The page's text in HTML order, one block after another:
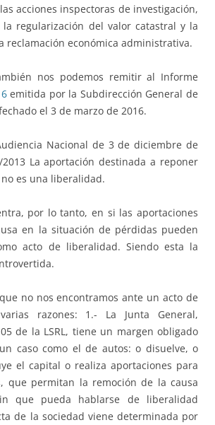
acciones inspectoras de investigación,
regularización del valor catastral y la
reclamación económica administrativa.
nos podemos remitir al Informe
emitida por la Subdirección General de
el 3 de marzo de 2016.
Nacional de 3 de diciembre de
2013 La aportación destinada a reponer
es una liberalidad.
por lo tanto, en si las aportaciones
en la situación de pérdidas pueden
acto de liberalidad. Siendo esta la
no nos encontramos ante un acto de
razones: 1.- La Junta General,
de la LSRL, tiene un margen obligado
caso como el de autos: o disuelve, o
el capital o realiza aportaciones para
que permitan la remoción de la causa
que pueda hablarse de liberalidad
de la sociedad viene determinada por